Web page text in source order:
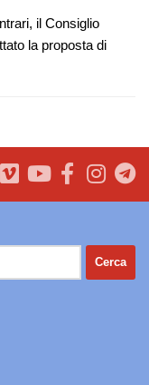
il Consiglio
la proposta di